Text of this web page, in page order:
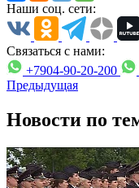
Наши соц. сети:
Связаться с нами:
+7904-90-20-200
Предыдущая
Новости по